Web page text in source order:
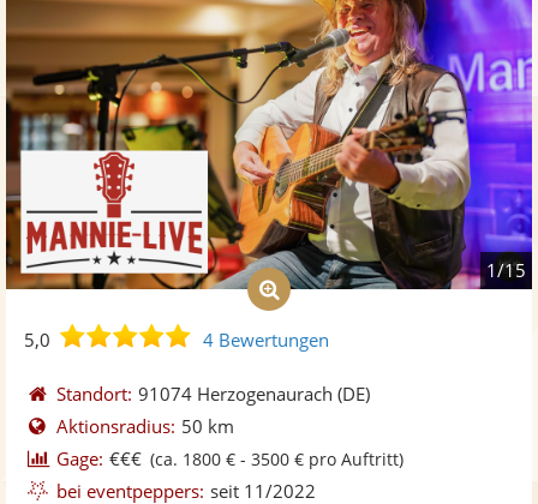
1/15
5,0
5,0
5
Sternen
4 Bewertungen
Standort: 91074 Herzogenaurach (DE)
Aktionsradius: 50 km
Gage: €€€ (ca. 1800 € - 3500 € pro Auftritt)
bei eventpeppers: seit 11/2022